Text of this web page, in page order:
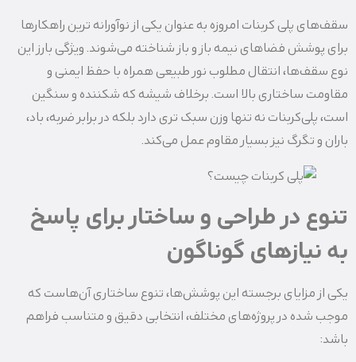
سقف‌های پلی‌ کربنات امروزه به عنوان یکی از نوآورانه‌ ترین راهکارها
برای پوشش فضاهای نیمه‌ باز و باز شناخته می‌شوند. ویژگی بارز این
نوع سقف‌ها، انتقال مطلوب نور طبیعی همراه با حفظ ایمنی و
مقاومت ساختاری بالا است. برخلاف شیشه که شکننده و سنگین
است، پلی‌‌کربنات نه‌ تنها وزن سبک‌ تری دارد بلکه در برابر ضربه، باد،
باران و تگرگ نیز بسیار مقاوم عمل می‌کند.
تنوع در طراحی و ساختار برای پاسخ
به نیازهای گوناگون
یکی از مزایای برجسته این پوشش‌ها، تنوع ساختاری آن‌هاست که
موجب شده در پروژه‌های مختلف، انتخابی دقیق و متناسب فراهم
باشد: